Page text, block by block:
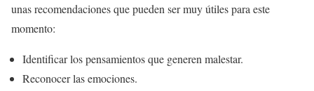
unas recomendaciones que pueden ser muy útiles para este
momento:
Identificar los pensamientos que generen malestar.
Reconocer las emociones.